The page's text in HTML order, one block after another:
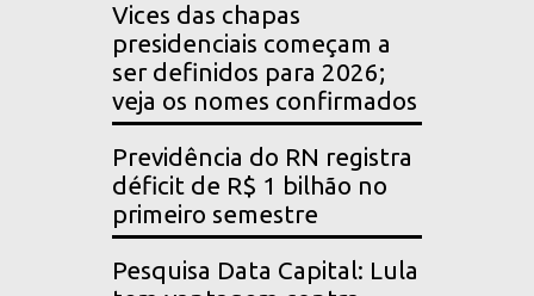
Vices das chapas
presidenciais começam a
ser definidos para 2026;
veja os nomes confirmados
Previdência do RN registra
déficit de R$ 1 bilhão no
primeiro semestre
Pesquisa Data Capital: Lula